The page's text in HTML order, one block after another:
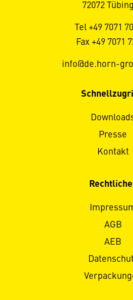
72072
Tel +49 7071
Fax +49 7071
info@de.horn-
Presse
Kontakt
AGB
AEB